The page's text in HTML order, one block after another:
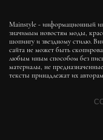
Mainstyle - информационный
значимым новостям моды,
шопингу и звездному стилю.
сайта не может быть
любым иным способом без
материалы, не
тексты принадлежат их авторам.